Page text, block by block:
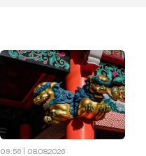
09:56 | 08.08.2026